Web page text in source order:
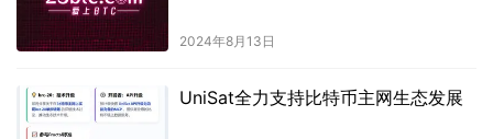
2024年8月13日
UniSat全力支持比特币主网生态发展